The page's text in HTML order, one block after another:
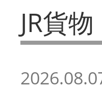
JR貨物